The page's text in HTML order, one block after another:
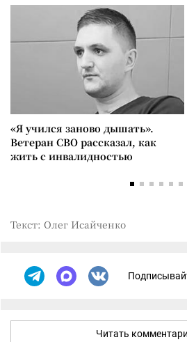
«Я учился заново дышать».
Ветеран СВО рассказал, как
жить с инвалидностью
Текст: Олег Исайченко
Читать